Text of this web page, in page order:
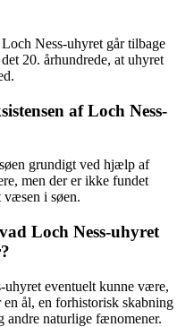
Ness-uhyret går tilbage
20. århundrede, at uhyret
af Loch Ness-
grundigt ved hjælp af
men der er ikke fundet
væsen i søen.
Loch Ness-uhyret
eventuelt kunne være,
ål, en forhistorisk skabning
andre naturlige fænomener.